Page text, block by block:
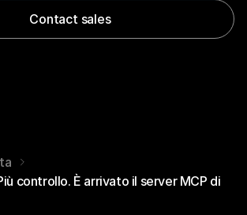
Contact sales
controllo. È arrivato il server MCP di